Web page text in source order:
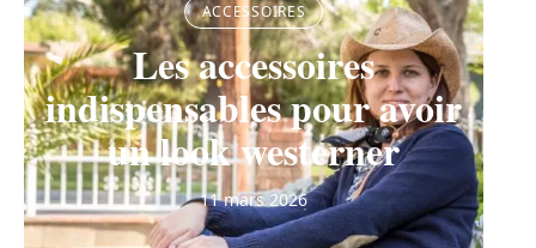
ACCESSOIRES
Les accessoires
indispensables pour avoir
un look westerner
11 mars 2026